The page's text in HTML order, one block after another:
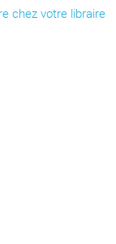
chez votre libraire